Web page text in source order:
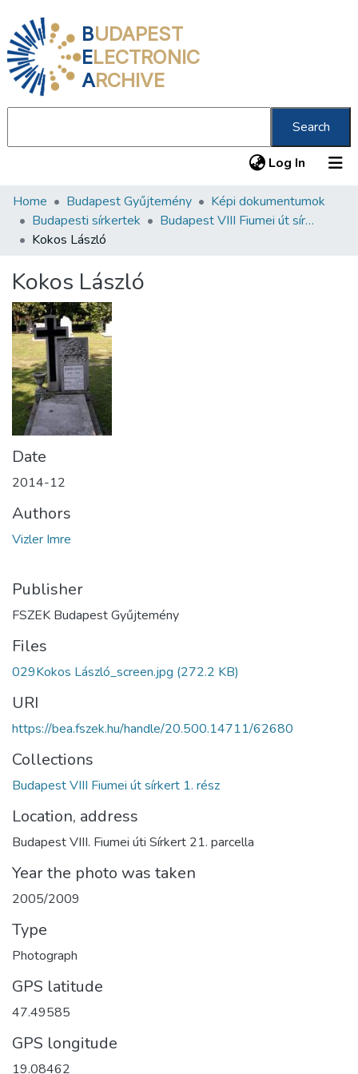
BUDAPEST
ELECTRONIC
ARCHIVE
Search
Log In (current)
Communities & Collections
All of DSpace
About us
Home Budapest Gyűjtemény
Képi dokumentumok
Budapesti sírkertek
Budapest VIII Fiumei út sírkert 1. rész
Kokos László
Kokos László
Date
2014-12
Authors
Vizler Imre
Publisher
FSZEK Budapest Gyűjtemény
Files
029Kokos László_screen.jpg (272.2 KB)
URI
https://bea.fszek.hu/handle/20.500.14711/62680
Collections
Budapest VIII Fiumei út sírkert 1. rész
Location, address
Budapest VIII. Fiumei úti Sírkert 21. parcella
Year the photo was taken
2005/2009
Type
Photograph
GPS latitude
47.49585
GPS longitude
19.08462